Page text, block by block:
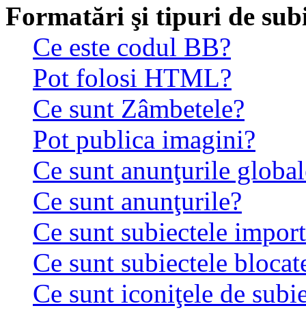
Formatări şi tipuri de
Ce este codul BB?
Pot folosi HTML?
Ce sunt Zâmbetele?
Pot publica imagini?
Ce sunt anunţurile
Ce sunt anunţurile?
Ce sunt subiectele
Ce sunt subiectele
Ce sunt iconiţele de